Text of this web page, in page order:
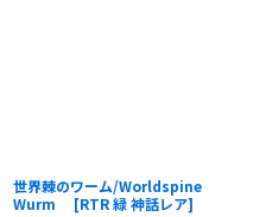
世界棘のワーム/Worldspine
Wurm
[RTR 緑 神話レア]